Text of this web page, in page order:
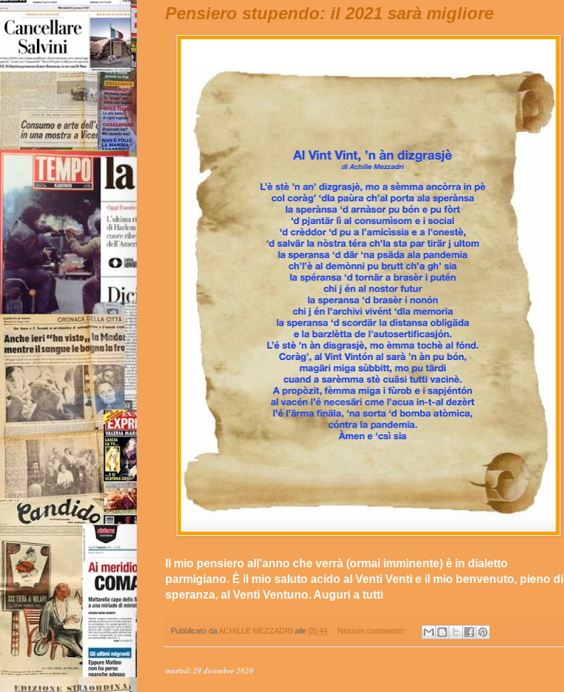
Pensiero stupendo: il 2021 sarà migliore
Il mio pensiero all'anno che verrà (ormai imminente) è in dialetto
parmigiano. È il mio saluto acido al Venti Venti e il mio benvenuto, pieno di
speranza, al Venti Ventuno. Auguri a tutti
Pubblicato daACHILLE MEZZADRI alle 05:44 Nessun commento:
martedì 29 dicembre 2020